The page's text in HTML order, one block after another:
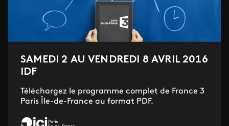
SAMEDI 2 AU VENDREDI 8 AVRIL 2016
IDF
Téléchargez le programme complet de France 3
Paris Île-de-France au format PDF.